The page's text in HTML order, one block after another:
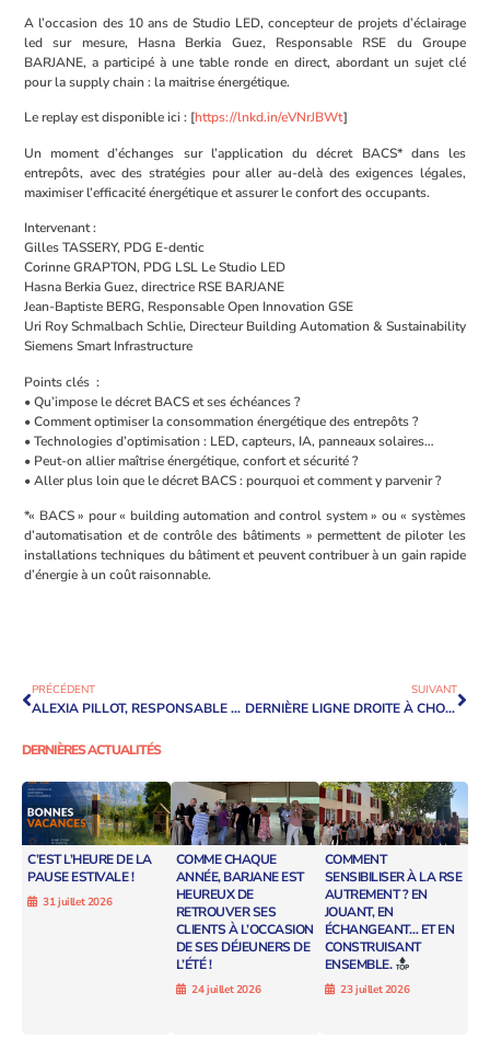
A l’occasion des 10 ans de Studio LED, concepteur de projets d’éclairage
led sur mesure, Hasna Berkia Guez, Responsable RSE du Groupe
BARJANE, a participé à une table ronde en direct, abordant un sujet clé
pour la supply chain : la maitrise énergétique.
Le replay est disponible ici : [https://lnkd.in/eVNrJBWt]
Un moment d’échanges sur l’application du décret BACS* dans les
entrepôts, avec des stratégies pour aller au-delà des exigences légales,
maximiser l’efficacité énergétique et assurer le confort des occupants.
Intervenant :
Gilles TASSERY, PDG E-dentic
Corinne GRAPTON, PDG LSL Le Studio LED
Hasna Berkia Guez, directrice RSE BARJANE
Jean-Baptiste BERG, Responsable Open Innovation GSE
Uri Roy Schmalbach Schlie, Directeur Building Automation & Sustainability
Siemens Smart Infrastructure
Points clés :
• Qu’impose le décret BACS et ses échéances ?
• Comment optimiser la consommation énergétique des entrepôts ?
• Technologies d’optimisation : LED, capteurs, IA, panneaux solaires…
• Peut-on allier maîtrise énergétique, confort et sécurité ?
• Aller plus loin que le décret BACS : pourquoi et comment y parvenir ?
*« BACS » pour « building automation and control system » ou « systèmes
d’automatisation et de contrôle des bâtiments » permettent de piloter les
installations techniques du bâtiment et peuvent contribuer à un gain rapide
d’énergie à un coût raisonnable.
PRÉCÉDENT
ALEXIA PILLOT, RESPONSABLE RH DU GROUPE BARJANE PARTICIPAIT À LA 1ÈRE ÉDITION DES RENCONTRES INTERGÉNÉRATIONNELLES
SUIVANT
DERNIÈRE LIGNE DROITE À CHOLET POUR LA NOUVELLE PLATEFORME LOGISTIQUE DÉVELOPPÉE PAR BARJANE POUR METRO !
DERNIÈRES ACTUALITÉS
C’EST L’HEURE DE LA
PAUSE ESTIVALE !
31 juillet 2026
COMME CHAQUE
ANNÉE, BARJANE EST
HEUREUX DE
RETROUVER SES
CLIENTS À L’OCCASION
DE SES DÉJEUNERS DE
L’ÉTÉ !
24 juillet 2026
COMMENT
SENSIBILISER À LA RSE
AUTREMENT ? EN
JOUANT, EN
ÉCHANGEANT… ET EN
CONSTRUISANT
ENSEMBLE.
23 juillet 2026